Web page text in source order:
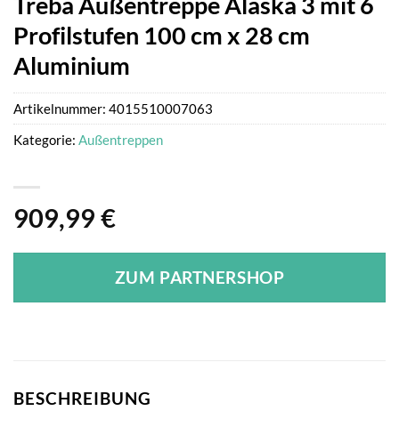
Profilstufen 100 cm x 28 cm
Aluminium
909,99 €
ZUM PARTNERSHOP
Artikelnummer: 4015510007063
Kategorie: Außentreppen
BESCHREIBUNG